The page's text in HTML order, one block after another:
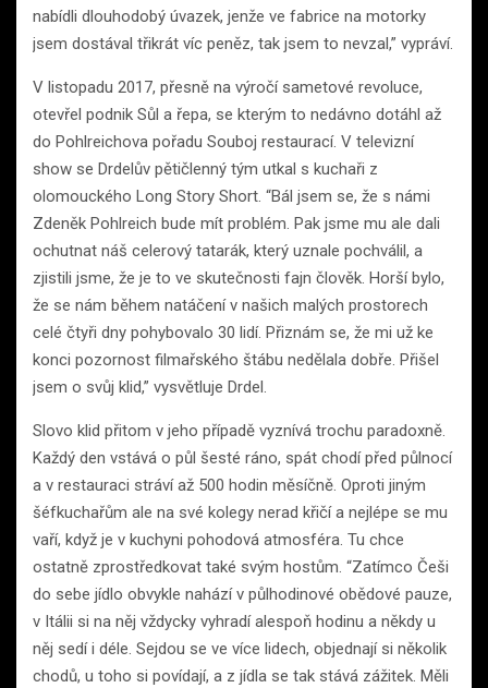
nabídli dlouhodobý úvazek, jenže ve fabrice na motorky
jsem dostával třikrát víc peněz, tak jsem to nevzal,” vypráví.
V listopadu 2017, přesně na výročí sametové revoluce,
otevřel podnik Sůl a řepa, se kterým to nedávno dotáhl až
do Pohlreichova pořadu Souboj restaurací. V televizní
show se Drdelův pětičlenný tým utkal s kuchaři z
olomouckého Long Story Short. “Bál jsem se, že s námi
Zdeněk Pohlreich bude mít problém. Pak jsme mu ale dali
ochutnat náš celerový tatarák, který uznale pochválil, a
zjistili jsme, že je to ve skutečnosti fajn člověk. Horší bylo,
že se nám během natáčení v našich malých prostorech
celé čtyři dny pohybovalo 30 lidí. Přiznám se, že mi už ke
konci pozornost filmařského štábu nedělala dobře. Přišel
jsem o svůj klid,” vysvětluje Drdel.
Slovo klid přitom v jeho případě vyznívá trochu paradoxně.
Každý den vstává o půl šesté ráno, spát chodí před půlnocí
a v restauraci stráví až 500 hodin měsíčně. Oproti jiným
šéfkuchařům ale na své kolegy nerad křičí a nejlépe se mu
vaří, když je v kuchyni pohodová atmosféra. Tu chce
ostatně zprostředkovat také svým hostům. “Zatímco Češi
do sebe jídlo obvykle nahází v půlhodinové obědové pauze,
v Itálii si na něj vždycky vyhradí alespoň hodinu a někdy u
něj sedí i déle. Sejdou se ve více lidech, objednají si několik
chodů, u toho si povídají, a z jídla se tak stává zážitek. Měli